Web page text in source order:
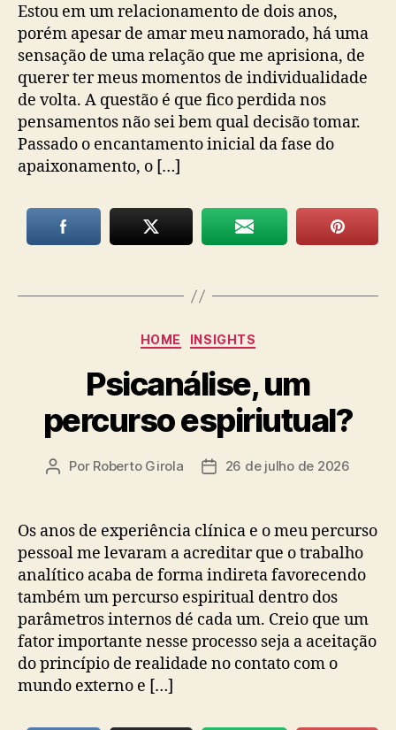
Estou em um relacionamento de dois anos,
porém apesar de amar meu namorado, há uma
sensação de uma relação que me aprisiona, de
querer ter meus momentos de individualidade
de volta. A questão é que fico perdida nos
pensamentos não sei bem qual decisão tomar.
Passado o encantamento inicial da fase do
apaixonamento, o […]
Categorias
HOME INSIGHTS
Psicanálise, um
percurso espiriutual?
Autor
Por Roberto Girola
Data26 de julho de 2026
Os anos de experiência clínica e o meu percurso
pessoal me levaram a acreditar que o trabalho
analítico acaba de forma indireta favorecendo
também um percurso espiritual dentro dos
parâmetros internos dé cada um. Creio que um
fator importante nesse processo seja a aceitação
do princípio de realidade no contato com o
mundo externo e […]